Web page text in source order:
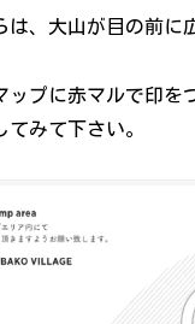
は、大山が目の前に
プに赤マルで印を
みて下さい。